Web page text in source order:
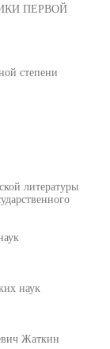
ПЕРВОЙ
степени
литературы
наук
Жаткин